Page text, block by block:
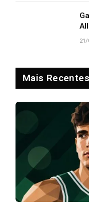
21/
Mais Recentes